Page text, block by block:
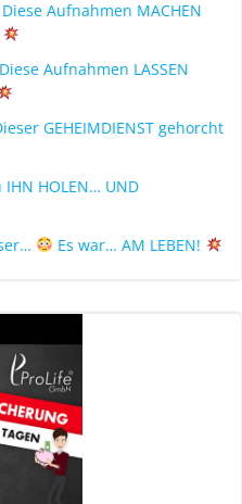
Diese Aufnahmen MACHEN
Diese Aufnahmen LASSEN
GEHEIMDIENST gehorcht
IHN HOLEN… UND
Es war… AM LEBEN!